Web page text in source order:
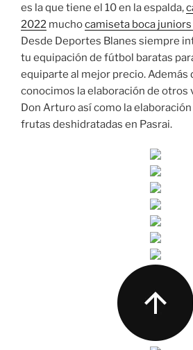
es la que tiene el 10 en la espalda,
2022 muchocamiseta boca
Desde Deportes Blanes siempre
tu equipación de fútbol baratas
equiparte al mejor precio. Además
conocimos la elaboración de otros
Don Arturo así como la
frutas deshidratadas en Pasrai.